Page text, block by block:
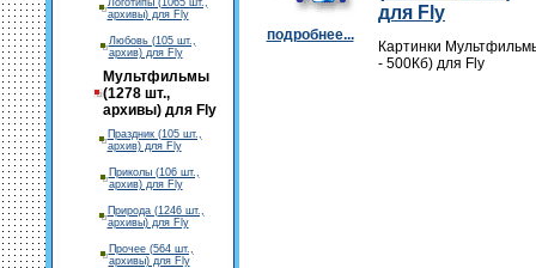
Логотипы (1065 шт.,
архивы) для Fly
Любовь (105 шт.,
архив) для Fly
Мультфильмы
(1278 шт.,
архивы) для Fly
Праздник (105 шт.,
архив) для Fly
Приколы (106 шт.,
архив) для Fly
Природа (1246 шт.,
архивы) для Fly
Прочее (564 шт.,
архивы) для Fly
подробнее...
для Fly
Картинки
- 500Кб) для Fly